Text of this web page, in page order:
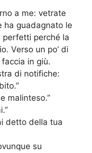
a me: vetrate
ha guadagnato le
perfetti perché la
Verso un po’ di
in giù.
di notifiche:
malinteso.”
detto della tua
su